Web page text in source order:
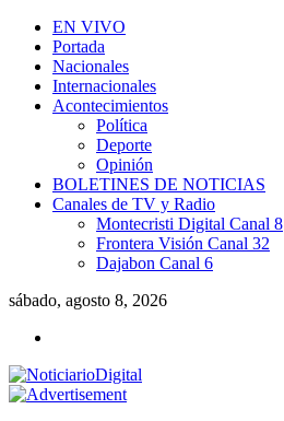
EN VIVO
Portada
Nacionales
Internacionales
Acontecimientos
Política
Deporte
Opinión
BOLETINES DE NOTICIAS
Canales de TV y Radio
Montecristi Digital Canal 8
Frontera Visión Canal 32
Dajabon Canal 6
sábado, agosto 8, 2026